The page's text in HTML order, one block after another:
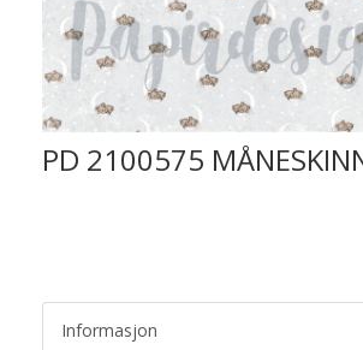
PD 2100575
Informasjon